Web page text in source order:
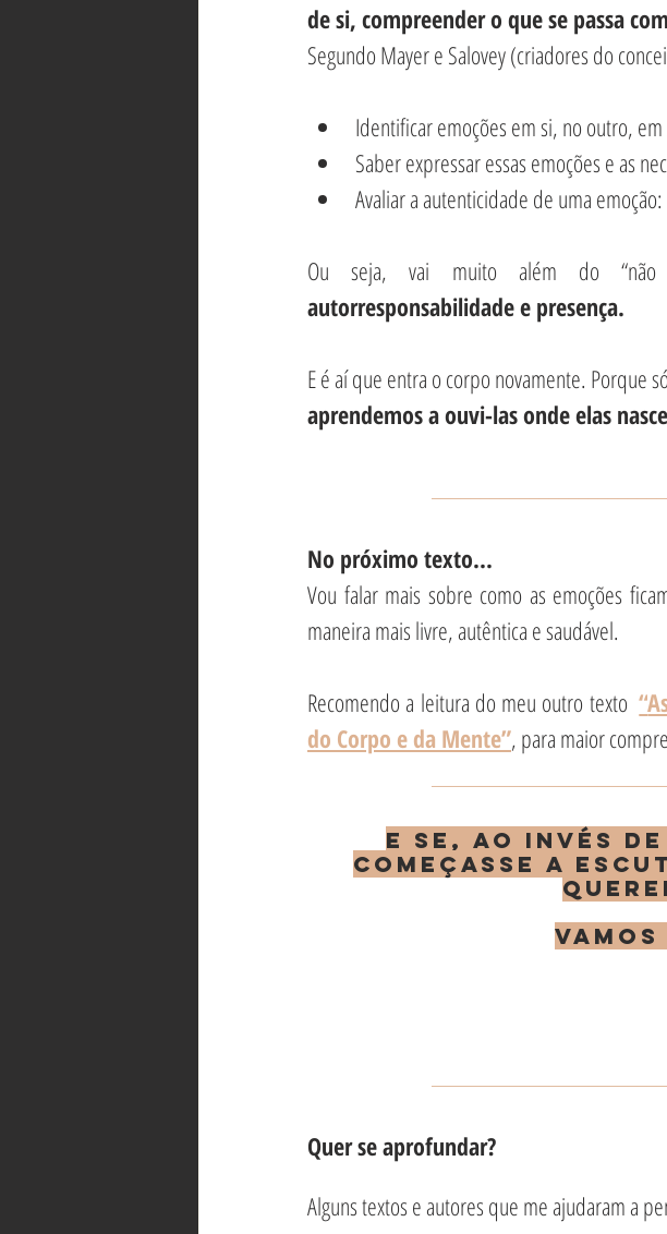
de si, compreender o que se passa
Segundo Mayer e Salovey (criadores do
Identificar emoções em si, no outro,
Saber expressar essas emoções e as
Avaliar a autenticidade de uma
Ou seja, vai muito além do
autorresponsabilidade e presença.
E é aí que entra o corpo novamente. Porque
aprendemos a ouvi-las onde elas
No próximo texto...
Vou falar mais sobre como as emoções
maneira mais livre, autêntica e saudável.
Recomendo a leitura do meu outro texto “
do Corpo e da Mente”, para maior
E se, ao invés
começasse a
Quer se aprofundar?
Alguns textos e autores que me ajudaram a